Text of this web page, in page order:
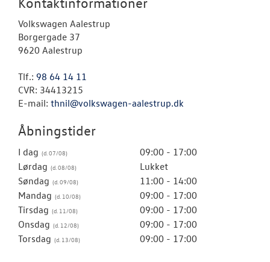
Volkswagen Aalestrup
Borgergade 37
9620 Aalestrup
Tlf.: 98 64 14 11
CVR: 34413215
E-mail: thnil@volkswagen-aalestrup.dk
Åbningstider
I dag
09:00 - 17:00
Lørdag
Lukket
Søndag
11:00 - 14:00
Mandag
09:00 - 17:00
Tirsdag
09:00 - 17:00
Onsdag
09:00 - 17:00
Torsdag
09:00 - 17:00